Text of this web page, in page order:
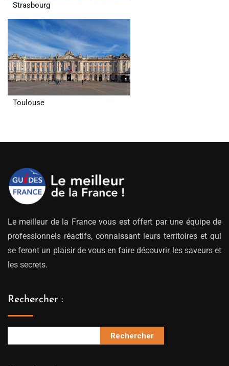
Strasbourg
Toulouse
Le meilleur de la France vous est offert par une équipe de
professionnels réactifs, connaissant leurs territoires et qui
se feront un plaisir de vous en faire découvrir les saveurs et
les secrets.
Rechercher :
Rechercher